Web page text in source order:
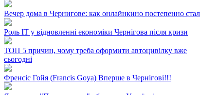
Вечер дома в Чернигове: как онлайнкино постепенно стал
Роль ІТ у відновленні економіки Чернігова після кризи
ТОП 5 причин, чому треба оформити автоцивілку вже
сьогодні
Френсіс Гойя (Francis Goya) Вперше в Чернігові!!!